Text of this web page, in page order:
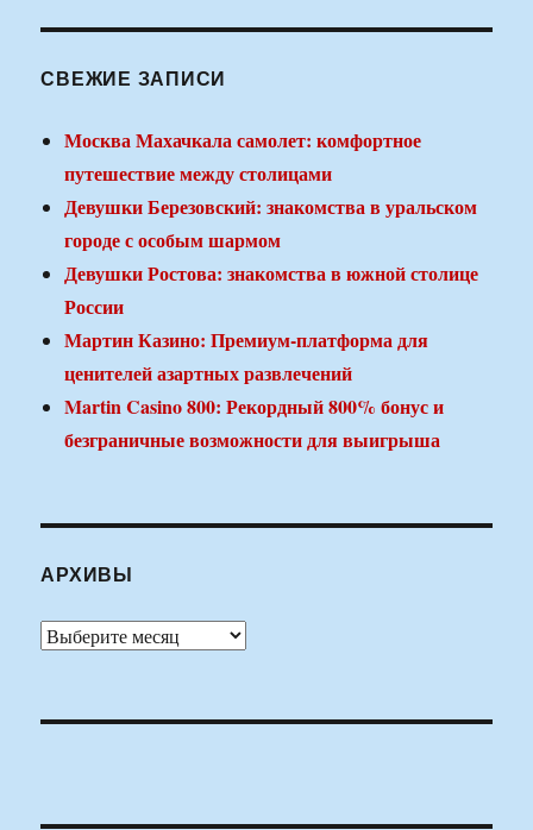
СВЕЖИЕ ЗАПИСИ
Москва Махачкала самолет: комфортное
путешествие между столицами
Девушки Березовский: знакомства в уральском
городе с особым шармом
Девушки Ростова: знакомства в южной столице
России
Мартин Казино: Премиум-платформа для
ценителей азартных развлечений
Martin Casino 800: Рекордный 800% бонус и
безграничные возможности для выигрыша
АРХИВЫ
Архивы